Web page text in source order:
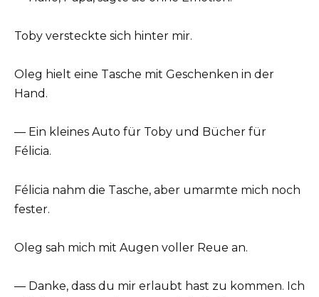
Toby versteckte sich hinter mir.
Oleg hielt eine Tasche mit Geschenken in der
Hand.
— Ein kleines Auto für Toby und Bücher für
Félicia.
Félicia nahm die Tasche, aber umarmte mich noch
fester.
Oleg sah mich mit Augen voller Reue an.
— Danke, dass du mir erlaubt hast zu kommen. Ich